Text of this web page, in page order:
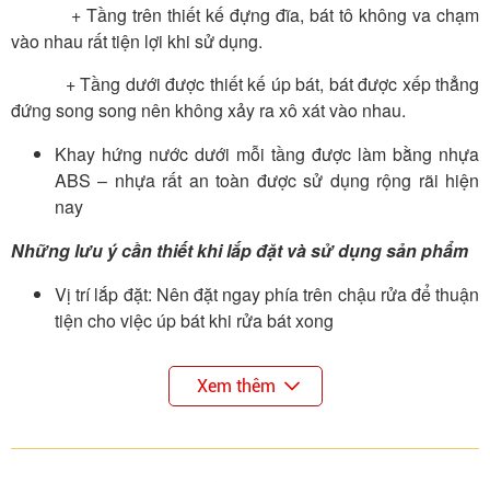
+ Tầng trên thiết kế đựng đĩa, bát tô không va chạm
vào nhau rất tiện lợi khi sử dụng.
+ Tầng dưới được thiết kế úp bát, bát được xếp thẳng
đứng song song nên không xảy ra xô xát vào nhau.
Khay hứng nước dưới mỗi tầng được làm bằng nhựa
ABS – nhựa rất an toàn được sử dụng rộng rãi hiện
nay
Những lưu ý cần thiết khi lắp đặt và sử dụng sản phẩm
Vị trí lắp đặt: Nên đặt ngay phía trên chậu rửa để thuận
tiện cho việc úp bát khi rửa bát xong
Khoang tủ lắp đặt được tính bằng độ rộng của khoang
tủ chủ yếu khoang tủ sử dụng hiện nay là 564, 664,
và 900
Xem thêm